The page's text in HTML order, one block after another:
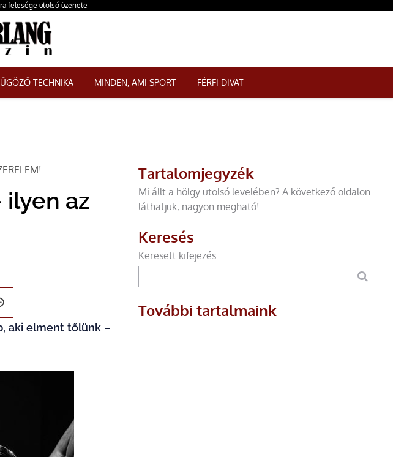
felesége utolsó üzenete
TECHNIKA MINDEN, AMI SPORT FÉRFI DIVAT
az
aki elment tőlünk –
Tartalomjegyzék
Mi állt a hölgy utolsó levelében? A következő oldalon
láthatjuk, nagyon megható!
Keresés
Keresett kifejezés
További tartalmaink